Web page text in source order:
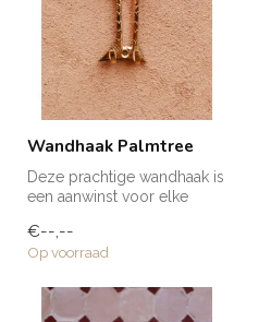
Wandhaak Palmtree
Deze prachtige wandhaak is
een aanwinst voor elke
handd...
€--,--
Op voorraad